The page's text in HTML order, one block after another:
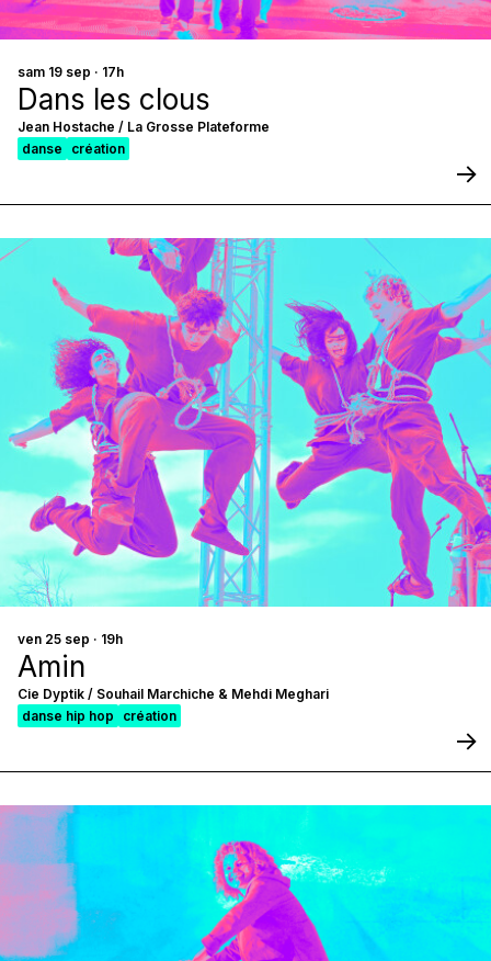
Dans les clous
sam 19 sep · 17h
Jean Hostache / La Grosse Plateforme
danse
création
Amin
ven 25 sep · 19h
Cie Dyptik / Souhail Marchiche & Mehdi Meghari
danse hip hop
création